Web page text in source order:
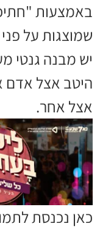
באמצעות
שמוצגות על
יש מבנה גנטי
היטב אצל אדם
אצל אחר.
כאן נכנסת